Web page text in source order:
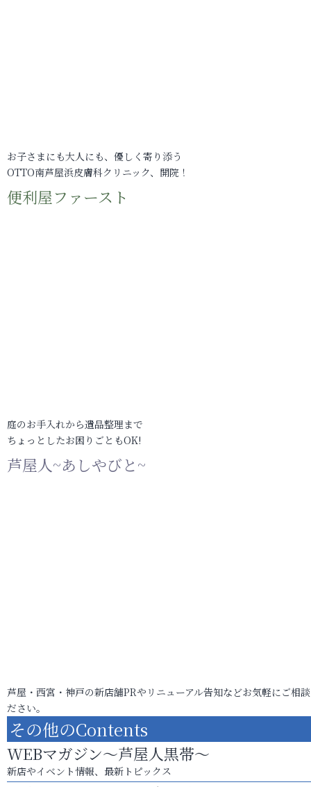
お子さまにも大人にも、優しく寄り添う
OTTO南芦屋浜皮膚科クリニック、開院！
便利屋ファースト
庭のお手入れから遺品整理まで
ちょっとしたお困りごともOK!
芦屋人~あしやびと~
芦屋・西宮・神戸の新店舗PRやリニューアル告知などお気軽にご相
ださい。
その他のContents
WEBマガジン～芦屋人黒帯～
新店やイベント情報、最新トピックス